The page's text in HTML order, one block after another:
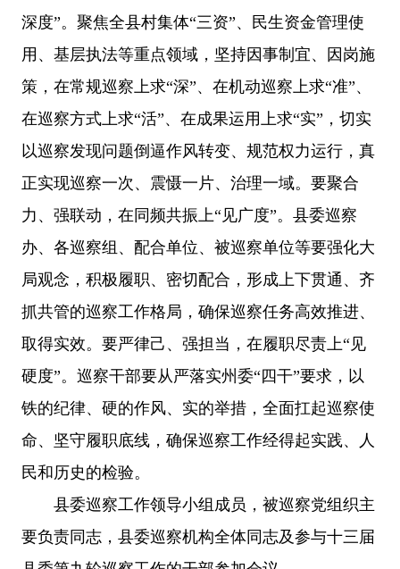
深度”。聚焦全县村集体“三资”、民生资金管理使
用、基层执法等重点领域，坚持因事制宜、因岗施
策，在常规巡察上求“深”、在机动巡察上求“准”、
在巡察方式上求“活”、在成果运用上求“实”，切实
以巡察发现问题倒逼作风转变、规范权力运行，真
正实现巡察一次、震慑一片、治理一域。要聚合
力、强联动，在同频共振上“见广度”。县委巡察
办、各巡察组、配合单位、被巡察单位等要强化大
局观念，积极履职、密切配合，形成上下贯通、齐
抓共管的巡察工作格局，确保巡察任务高效推进、
取得实效。要严律己、强担当，在履职尽责上“见
硬度”。巡察干部要从严落实州委“四干”要求，以
铁的纪律、硬的作风、实的举措，全面扛起巡察使
命、坚守履职底线，确保巡察工作经得起实践、人
民和历史的检验。
县委巡察工作领导小组成员，被巡察党组织主
要负责同志，县委巡察机构全体同志及参与十三届